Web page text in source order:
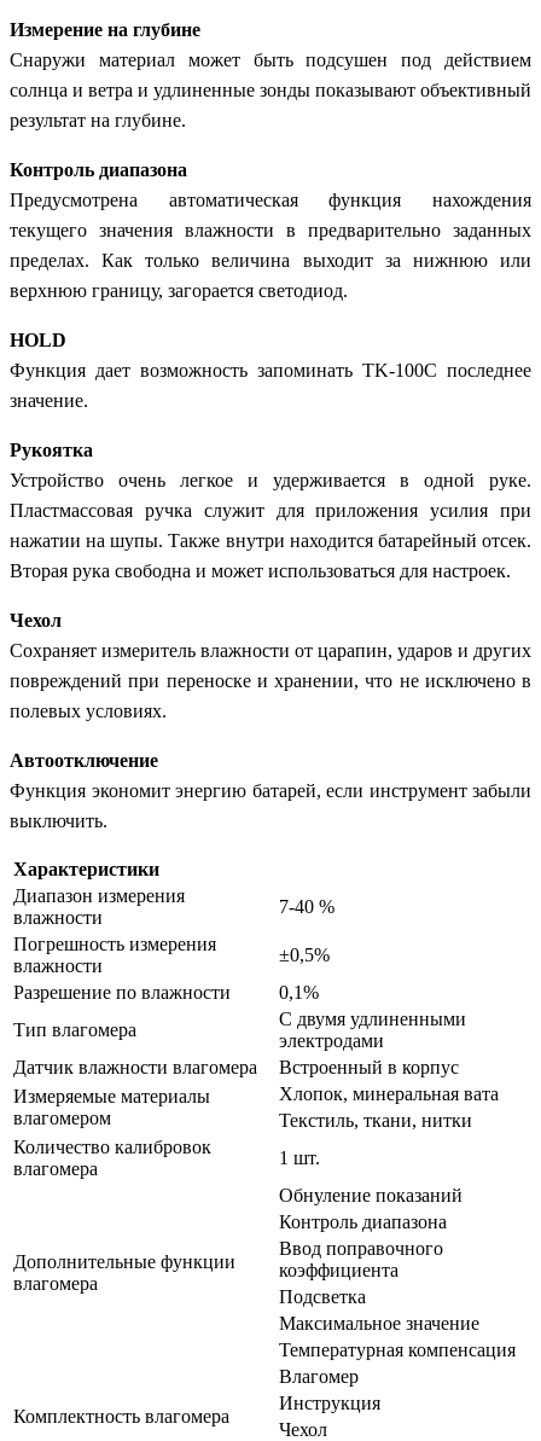
Измерение на глубине
Снаружи материал может быть подсушен под действием
солнца и ветра и удлиненные зонды показывают объективный
результат на глубине.
Контроль диапазона
Предусмотрена автоматическая функция нахождения
текущего значения влажности в предварительно заданных
пределах. Как только величина выходит за нижнюю или
верхнюю границу, загорается светодиод.
HOLD
Функция дает возможность запоминать TK-100C последнее
значение.
Рукоятка
Устройство очень легкое и удерживается в одной руке.
Пластмассовая ручка служит для приложения усилия при
нажатии на шупы. Также внутри находится батарейный отсек.
Вторая рука свободна и может использоваться для настроек.
Чехол
Сохраняет измеритель влажности от царапин, ударов и других
повреждений при переноске и хранении, что не исключено в
полевых условиях.
Автоотключение
Функция экономит энергию батарей, если инструмент забыли
выключить.
Характеристики
Диапазон измерения
влажности
7-40 %
Погрешность измерения
влажности
±0,5%
Разрешение по влажности
0,1%
Тип влагомера
С двумя удлиненными
электродами
Датчик влажности влагомера
Встроенный в корпус
Измеряемые материалы
влагомером
Хлопок, минеральная вата
Текстиль, ткани, нитки
Количество калибровок
влагомера
1 шт.
Дополнительные функции
влагомера
Обнуление показаний
Контроль диапазона
Ввод поправочного
коэффициента
Подсветка
Максимальное значение
Температурная компенсация
Комплектность влагомера
Влагомер
Инструкция
Чехол